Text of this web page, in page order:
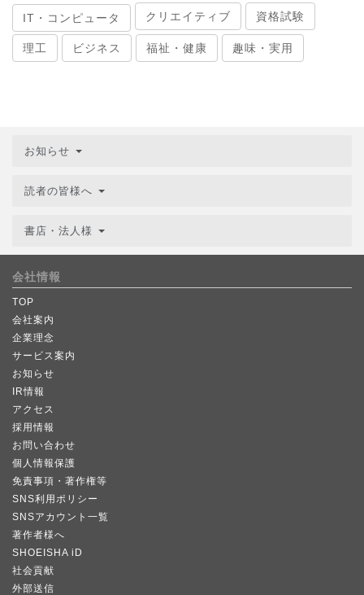
IT・コンピュータ クリエイティブ 資格試験
理工 ビジネス 福祉・健康 趣味・実用
お知らせ
読者の皆様へ
書店・法人様
会社情報
TOP
会社案内
企業理念
サービス案内
お知らせ
IR情報
アクセス
採用情報
お問い合わせ
個人情報保護
免責事項・著作権等
SNS利用ポリシー
SNSアカウント一覧
著作者様へ
SHOEISHA iD
社会貢献
外部送信